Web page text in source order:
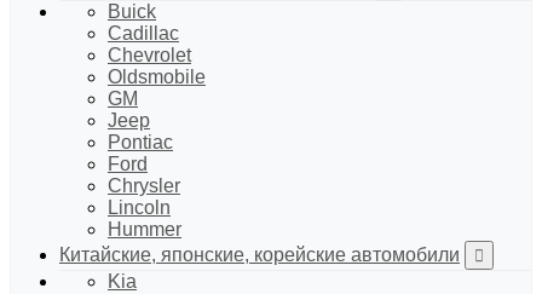
Buick
Cadillac
Chevrolet
Oldsmobile
GM
Jeep
Pontiac
Ford
Chrysler
Lincoln
Hummer
Китайские, японские, корейские автомобили
Kia